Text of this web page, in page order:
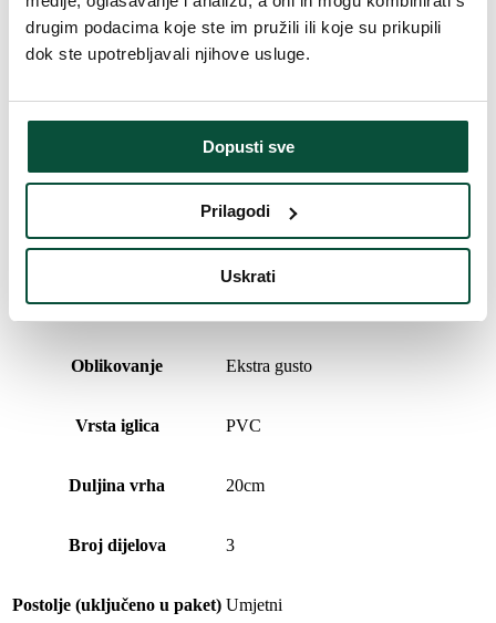
drugim podacima koje ste im pružili ili koje su prikupili
dok ste upotrebljavali njihove usluge.
Dopusti sve
Prilagodi
Uskrati
Povijest cijena
Parametri proizvoda
Vrijeme isporuke 4 dana
Visina (sa postoljem) 250 cm
Širina 145 cm
Oblikovanje Ekstra gusto
Vrsta iglica PVC
Duljina vrha 20cm
Broj dijelova 3
Postolje (uključeno u paket) Umjetni